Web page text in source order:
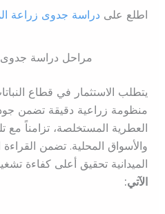
اطلع على دراسة جدوى زراعة
مراحل دراسة جدوى
يتطلب الاستثمار في قطاع
منظومة زراعية دقيقة تضمن
العطرية المستخلصة، تزامناً مع
والأسواق المحلية. تضمن القراءة
الميدانية تحقيق أعلى كفاءة
الآتي: